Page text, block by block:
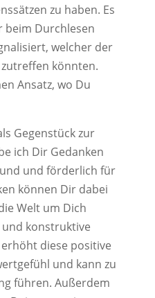
zu haben. Es
beim Durchlesen
welcher der
könnten.
Ansatz, wo Du
Gegenstück zur
ich Dir Gedanken
und förderlich für
können Dir dabei
Welt um Dich
konstruktive
diese positive
und kann zu
führen. Außerdem